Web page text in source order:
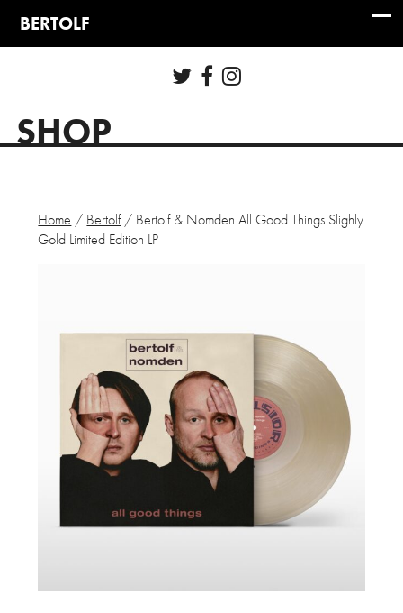
SHOP
Home / Bertolf/ Bertolf & Nomden All Good Things Slighly
Gold Limited Edition LP